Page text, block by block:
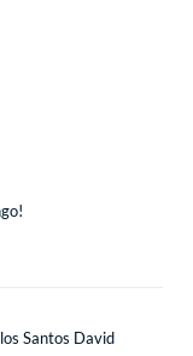
Santos David